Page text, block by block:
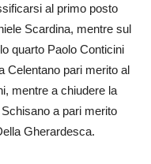
al primo posto
Scardina, mentre sul
quarto Paolo Conticini
Celentano pari merito al
mentre a chiudere la
a pari merito
Gherardesca.